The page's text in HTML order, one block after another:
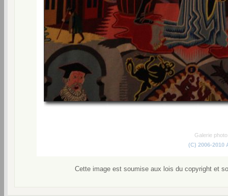
Galerie
(C) 2006-2010
Cette image est soumise aux lois du copyright et